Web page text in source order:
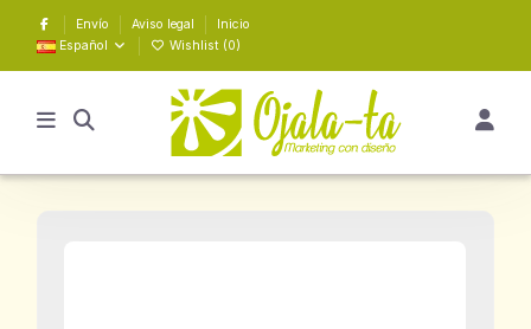
Envío Aviso legal
Inicio
Español
Wishlist (0)